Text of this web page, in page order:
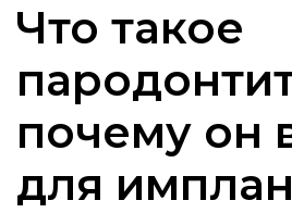
Что такое
почему он
для